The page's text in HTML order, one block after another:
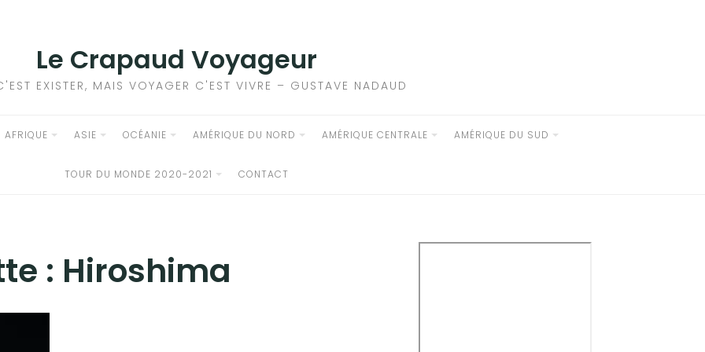
Le Crapaud Voyageur
EXISTER, MAIS VOYAGER C'EST VIVRE – GUSTAVE NADAUD
AFRIQUE ASIE OCÉANIE AMÉRIQUE DU NORD AMÉRIQUE CENTRALE AMÉRIQUE DU SUD
TOUR DU MONDE 2020-2021 CONTACT
: Hiroshima